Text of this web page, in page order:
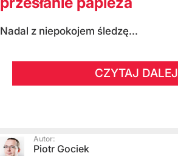
Nadal z niepokojem śledzę...
CZYTAJ DALEJ
Autor:
Piotr Gociek